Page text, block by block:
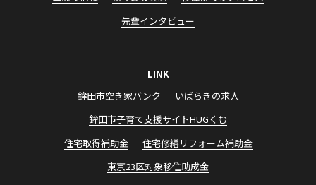
先輩インタビュー
LINK
鉾田市空き家バンク
いばらきの求⼈
鉾⽥市⼦育て⽀援サイトHUGくむ
住宅取得補助⾦
住宅修繕リフォーム補助⾦
東京23区対象移住助成⾦